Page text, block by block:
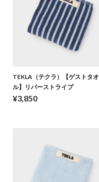
TEKLA（テクラ）【ゲストタオ
ル】リバーストライプ
¥3,850